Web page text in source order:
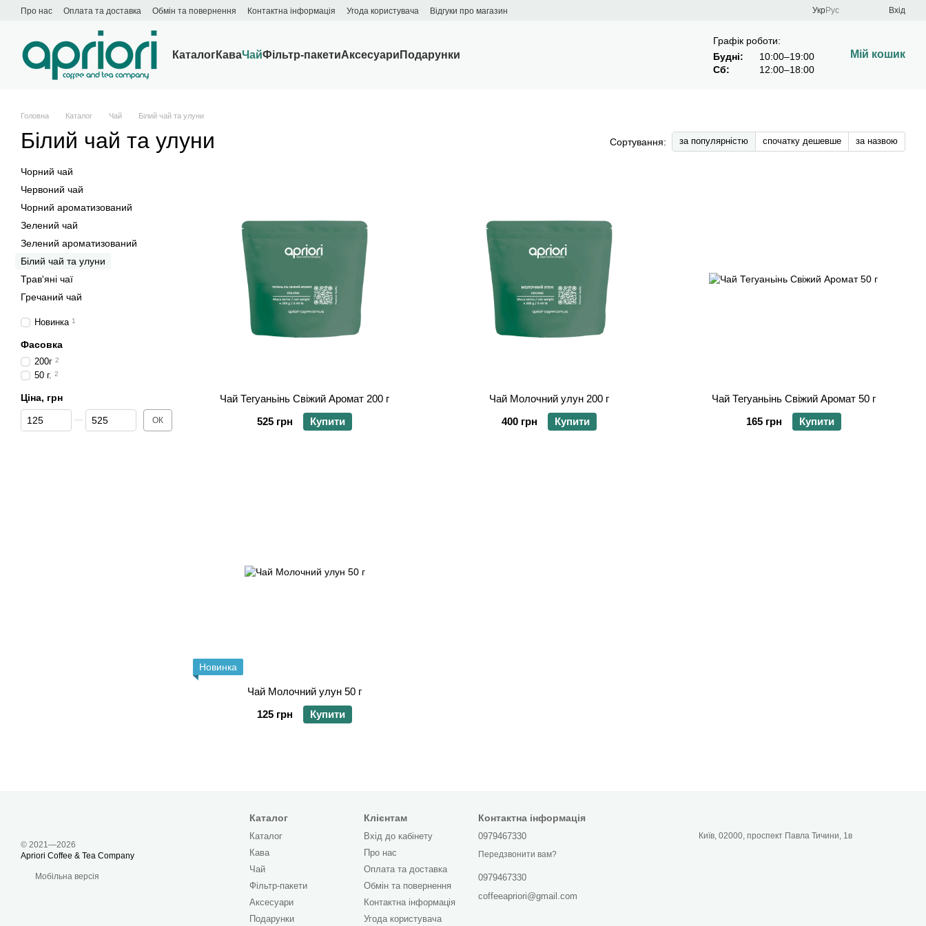
Перейти до основного контенту
Про нас Оплата та доставка Обмін та повернення Контактна інформація Угода користувача Відгуки про магазин УкрРус Вхід
КаталогКаваЧайФільтр-пакетиАксесуари Подарунки
Графік роботи:
Будні:
10:00–19:00
Сб:
12:00–18:00
Мій кошик
Головна Каталог Чай Білий чай та улуни
Білий чай та улуни Сортування: за популярністю спочатку дешевше за назвою
Чай Тегуаньінь Свіжий Аромат 200 г
525 грн
Купити
Чай Молочний улун 200 г
400 грн
Купити
Чай Тегуаньінь Свіжий Аромат 50 г
165 грн
Купити
Новинка
Чай Молочний улун 50 г
125 грн
Купити
Чорний чай
Червоний чай
Чорний ароматизований
Зелений чай
Зелений ароматизований
Білий чай та улуни
Трав'яні чаї
Гречаний чай
Новинка 1
Фасовка
200г 2
50 г. 2
Ціна, грн
Від Ціна, грн
До Ціна, грн ОК
© 2021—2026
Apriori Coffee & Tea Company
Мобільна версія
Каталог
Каталог
Кава
Чай
Фільтр-пакети
Аксесуари
Подарунки
Клієнтам
Вхід до кабінету
Про нас
Оплата та доставка
Обмін та повернення
Контактна інформація
Угода користувача
Контактна інформація
0979467330
Передзвонити вам?
0979467330
coffeeapriori@gmail.com
Київ, 02000, проспект Павла Тичини, 1в